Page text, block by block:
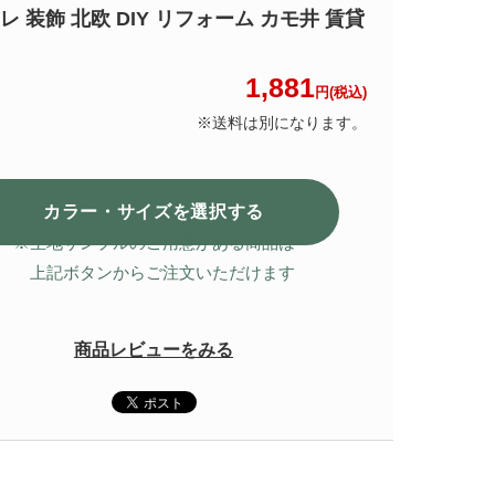
装飾 北欧 DIY リフォーム カモ井 賃貸
1,881円(税込)
※送料は別になります。
カラー・サイズを選択する
※生地サンプルのご用意がある商品は
上記ボタンからご注文いただけます
商品レビューをみる